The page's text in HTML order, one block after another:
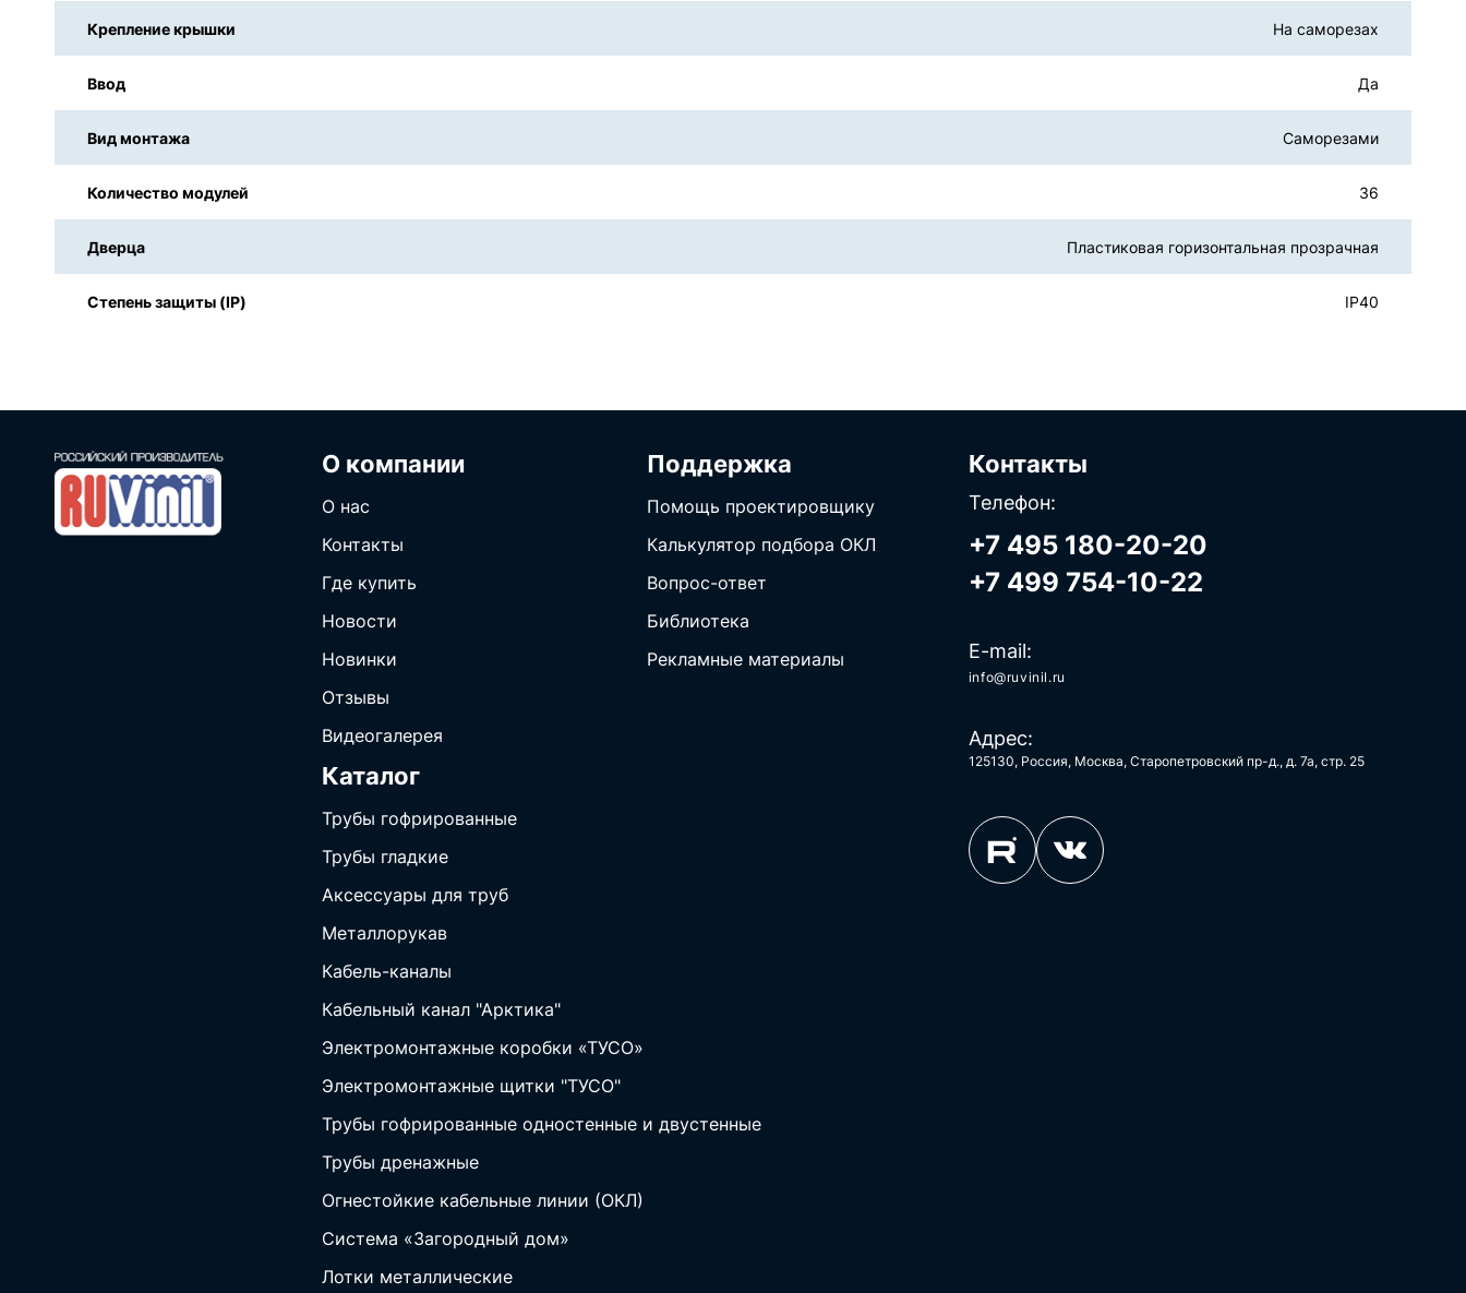
Крепление крышки На саморезах
Ввод Да
Вид монтажа Саморезами
Количество модулей 36
Дверца Пластиковая горизонтальная прозрачная
Степень защиты (IP) IP40
О компании
О нас
Контакты
Где купить
Новости
Новинки
Отзывы
Видеогалерея
Поддержка
Помощь проектировщику
Калькулятор подбора ОКЛ
Вопрос-ответ
Библиотека
Рекламные материалы
Каталог
Трубы гофрированные
Трубы гладкие
Аксессуары для труб
Металлорукав
Кабель-каналы
Кабельный канал "Арктика"
Электромонтажные коробки «ТУСО»
Электромонтажные щитки "ТУСО"
Трубы гофрированные одностенные и двустенные
Трубы дренажные
Огнестойкие кабельные линии (ОКЛ)
Система «Загородный дом»
Лотки металлические
Контакты
Телефон:
+7 495 180-20-20
+7 499 754-10-22
E-mail:
info@ruvinil.ru
Адрес:
125130, Россия, Москва, Старопетровский пр-д., д. 7а, стр. 25